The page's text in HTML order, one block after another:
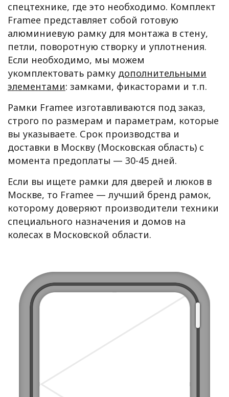
спецтехнике, где это необходимо. Комплект
Framee представляет собой готовую
алюминиевую рамку для монтажа в стену,
петли, поворотную створку и уплотнения.
Если необходимо, мы можем
укомплектовать рамку дополнительными
элементами: замками, фикасторами и т.п.
Рамки Framee изготавливаются под заказ,
строго по размерам и параметрам, которые
вы указываете. Срок производства и
доставки в Москву (Московская область) с
момента предоплаты — 30-45 дней.
Если вы ищете рамки для дверей и люков в
Москве, то Framee — лучший бренд рамок,
которому доверяют производители техники
специального назначения и домов на
колесах в Московской области.